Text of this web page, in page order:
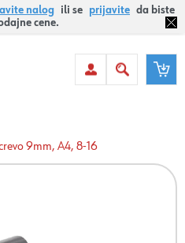
nalog ili se prijavite da biste
cene.
9mm, A4, 8-16